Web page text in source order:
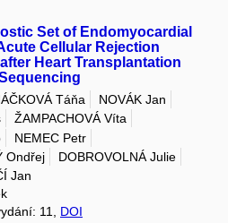
Set of Endomyocardial
Cellular Rejection
Heart Transplantation
Táňa
NOVÁK Jan
ŽAMPACHOVÁ Víta
NEMEC Petr
Ondřej
DOBROVOLNÁ Julie
Jan
11, DOI